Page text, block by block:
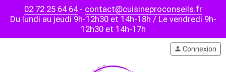
02 72 25 64 64- contact@cuisineproconseils.fr
Du lundi au jeudi 9h-12h30 et 14h-18h / Le vendredi 9h-
12h30 et 14h-17h
person Connexion